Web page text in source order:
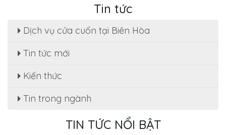
Tin tức
Dịch vụ cửa cuốn tại Biên Hòa
Tin tức mới
Kiến thức
Tin trong ngành
TIN TỨC NỔI BẬT
Biên Hòa - Giá Rẻ Tiết Kiệm
Sửa cửa cuốn Phường An Bình - Biên Hòa uy tín
, giá rẻ